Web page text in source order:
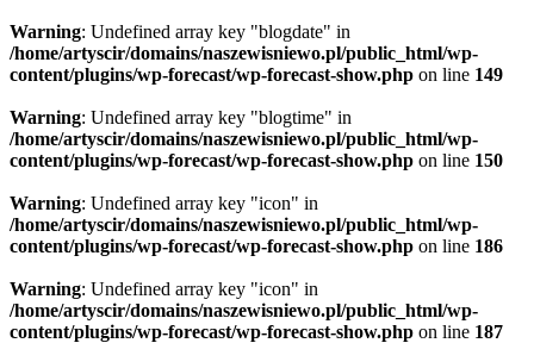
Warning: Undefined array key "blogdate" in
/home/artyscir/domains/naszewisniewo.pl/public_html/wp-
content/plugins/wp-forecast/wp-forecast-show.php on line 149
Warning: Undefined array key "blogtime" in
/home/artyscir/domains/naszewisniewo.pl/public_html/wp-
content/plugins/wp-forecast/wp-forecast-show.php on line 150
Warning: Undefined array key "icon" in
/home/artyscir/domains/naszewisniewo.pl/public_html/wp-
content/plugins/wp-forecast/wp-forecast-show.php on line 186
Warning: Undefined array key "icon" in
/home/artyscir/domains/naszewisniewo.pl/public_html/wp-
content/plugins/wp-forecast/wp-forecast-show.php on line 187